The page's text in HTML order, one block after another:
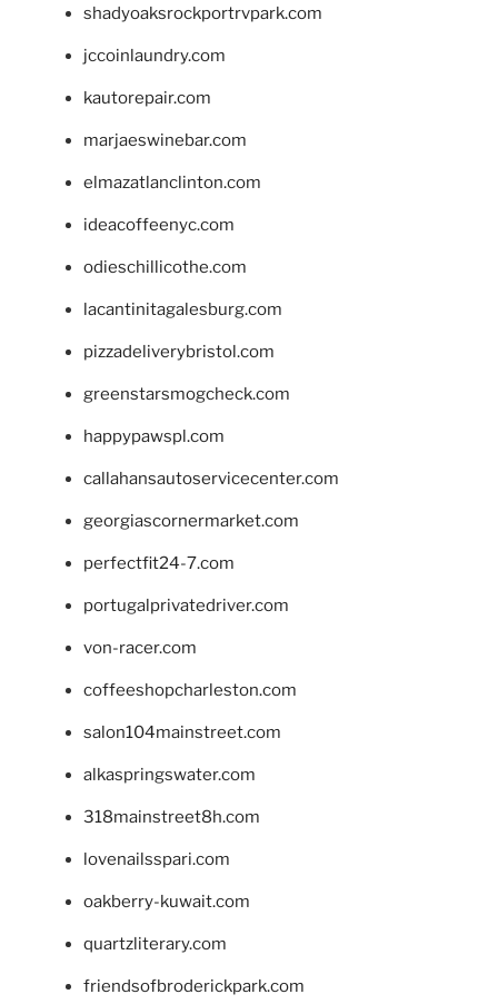
shadyoaksrockportrvpark.com
jccoinlaundry.com
kautorepair.com
marjaeswinebar.com
elmazatlanclinton.com
ideacoffeenyc.com
odieschillicothe.com
lacantinitagalesburg.com
pizzadeliverybristol.com
greenstarsmogcheck.com
happypawspl.com
callahansautoservicecenter.com
georgiascornermarket.com
perfectfit24-7.com
portugalprivatedriver.com
von-racer.com
coffeeshopcharleston.com
salon104mainstreet.com
alkaspringswater.com
318mainstreet8h.com
lovenailsspari.com
oakberry-kuwait.com
quartzliterary.com
friendsofbroderickpark.com